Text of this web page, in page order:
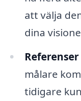
att välja
dina
målare
tidigare